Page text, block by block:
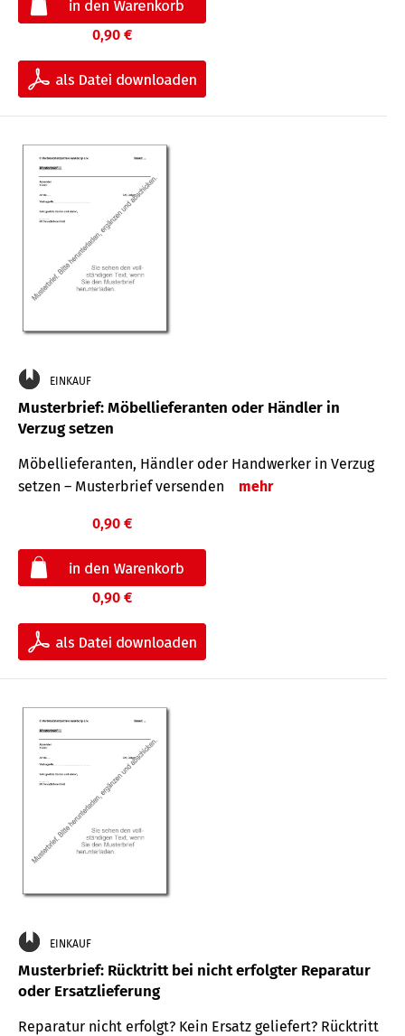
0,90 €
EINKAUF
Musterbrief: Möbellieferanten oder Händler in
Verzug setzen
Möbellieferanten, Händler oder Handwerker in Verzug
setzen – Musterbrief versenden
mehr
0,90 €
0,90 €
EINKAUF
Musterbrief: Rücktritt bei nicht erfolgter Reparatur
oder Ersatzlieferung
Reparatur nicht erfolgt? Kein Ersatz geliefert? Rücktritt